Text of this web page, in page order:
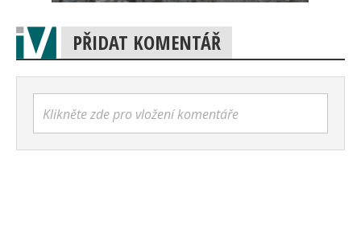
PŘIDAT KOMENTÁŘ
Klikněte zde pro vložení komentáře